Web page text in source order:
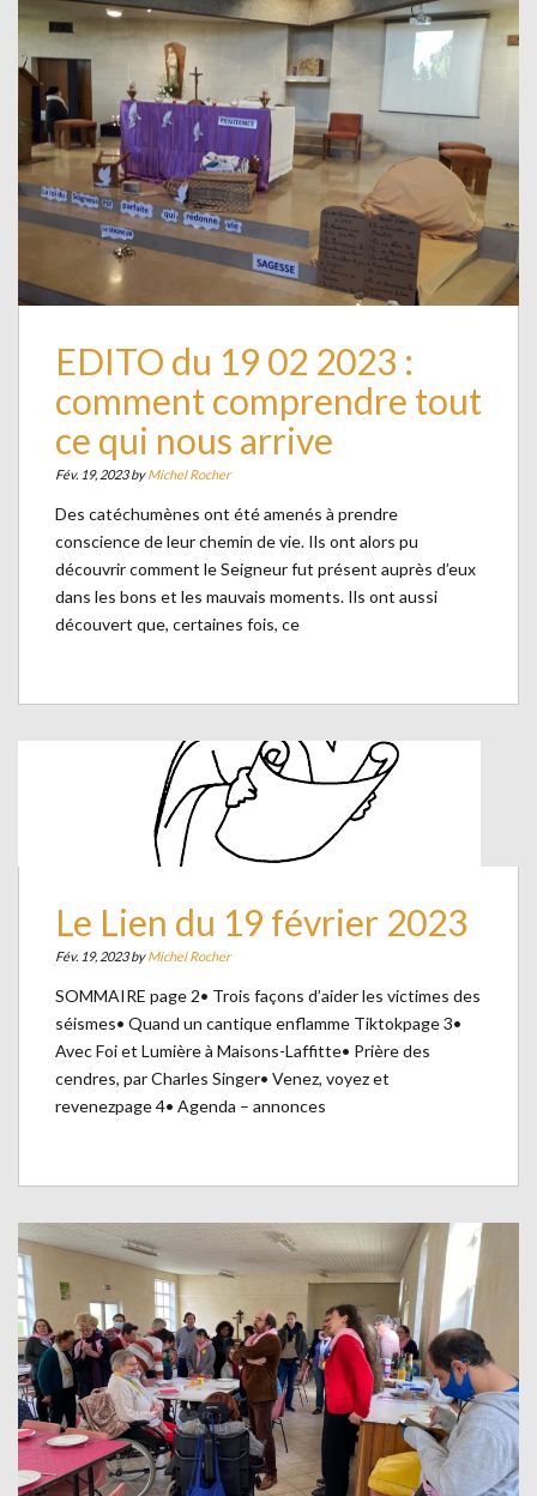
EDITO du 19 02 2023 :
comment comprendre tout
ce qui nous arrive
Fév. 19, 2023 byMichel Rocher
Des catéchumènes ont été amenés à prendre
conscience de leur chemin de vie. Ils ont alors pu
découvrir comment le Seigneur fut présent auprès d’eux
dans les bons et les mauvais moments. Ils ont aussi
découvert que, certaines fois, ce
Le Lien du 19 février 2023
Fév. 19, 2023 byMichel Rocher
SOMMAIRE page 2• Trois façons d’aider les victimes des
séismes• Quand un cantique enflamme Tiktokpage 3•
Avec Foi et Lumière à Maisons-Laffitte• Prière des
cendres, par Charles Singer• Venez, voyez et
revenezpage 4• Agenda – annonces